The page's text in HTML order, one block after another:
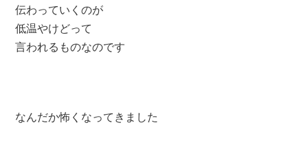
伝わっていくのが
低温やけどって
言われるものなのです
なんだか怖くなってきました